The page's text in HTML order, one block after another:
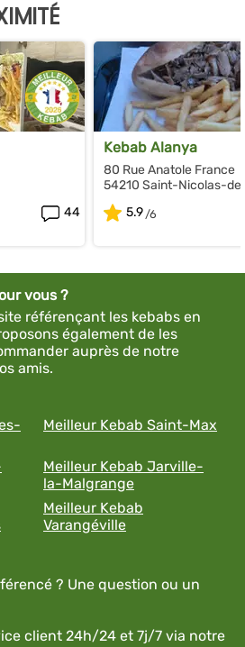
44
Kebab Alanya
80 Rue Anatole France
54210 Saint-Nicolas-
5.9
vous ?
référençant les kebabs en
également de les
auprès de notre
amis.
Meilleur Kebab Saint-Max
Meilleur Kebab Jarville-
la-Malgrange
Meilleur Kebab
Varangéville
? Une question ou un
client 24h/24 et 7j/7 via notre